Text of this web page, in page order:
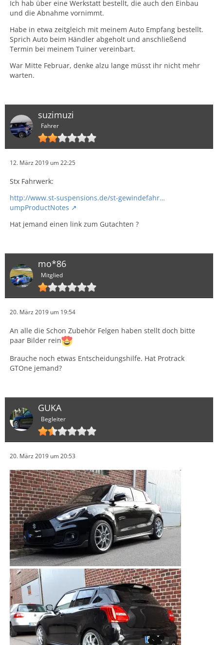
Ich hab über eine Werkstatt bestellt, die auch den Einbau
und die Abnahme vornimmt.
Habe in etwa zeitgleich mit meinem Auto Empfang bestellt.
Sprich Auto beim Händler abgeholt und anschließend
Termin bei meinem Tuiner vereinbart.
War Mitte Februar, denke alzu lange müsst ihr nicht mehr
warten.
suzimuzi
Fahrer
12. März 2019 um 22:25
Stx Fahrwerk:
http://www.st-suspensions.de/st-gewindefahr…
umpProductNotes
Hat jemand einen link zum Gutachten ?
mo*86
Mitglied
20. März 2019 um 19:54
An alle die Schon Zubehör Felgen haben stellt doch bitte
paar Bilder rein
Brauche noch etwas Entscheidungshilfe. Hat Protrack
GTOne jemand?
GUKA
Begleiter
20. März 2019 um 20:53